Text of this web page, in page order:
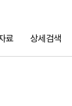
료 상세검색